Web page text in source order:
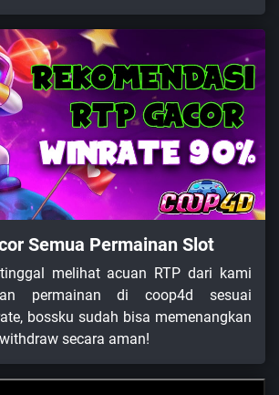
Semua Permainan Slot
melihat acuan RTP dari kami
permainan di coop4d sesuai
bossku sudah bisa memenangkan
secara aman!